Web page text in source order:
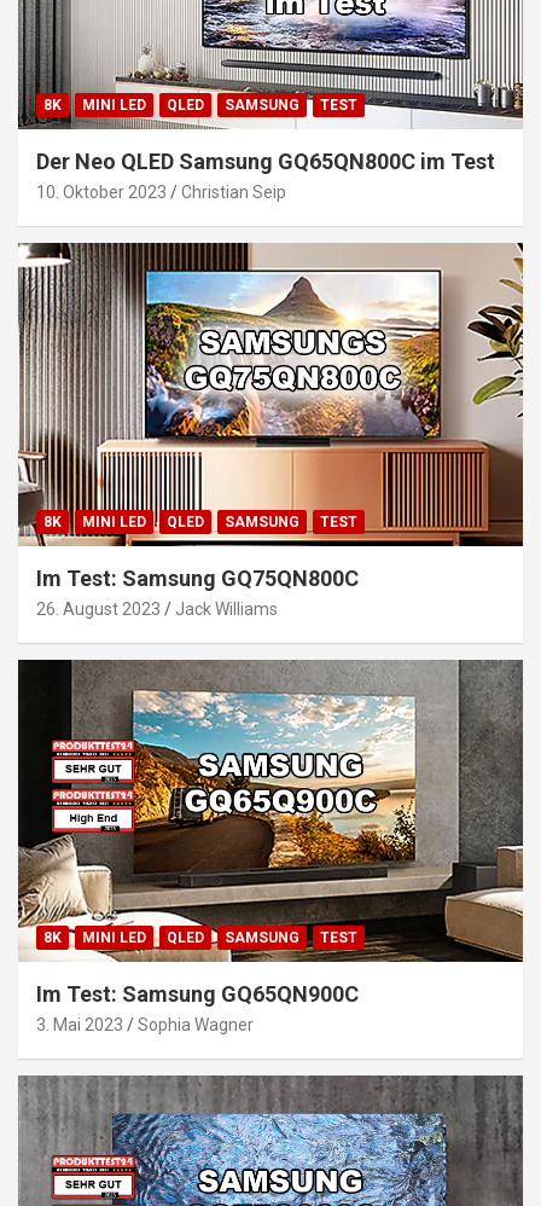
8K MINI LED QLED SAMSUNG TEST
Der Neo QLED Samsung GQ65QN800C im Test
10. Oktober 2023 Christian Seip
8K MINI LED QLED SAMSUNG TEST
Im Test: Samsung GQ75QN800C
26. August 2023 Jack Williams
8K MINI LED QLED SAMSUNG TEST
Im Test: Samsung GQ65QN900C
3. Mai 2023 Sophia Wagner